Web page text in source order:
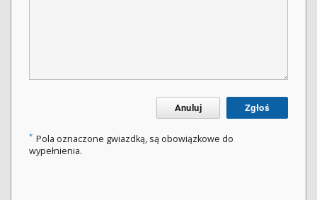
Anuluj Zgłoś
* Pola oznaczone gwiazdką, są obowiązkowe do
wypełnienia.